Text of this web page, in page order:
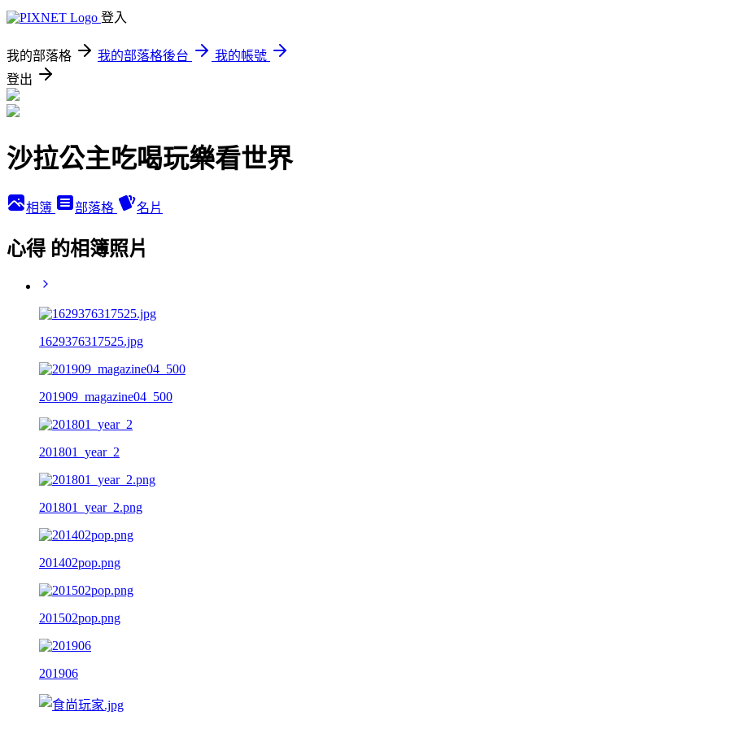
登入
我的部落格 我的部落格後台
我的帳號
登出
沙拉公主吃喝玩樂看世界
相簿 部落格 名片
心得 的相簿照片
1629376317525.jpg
201909_magazine04_500
201801_year_2
201801_year_2.png
201402pop.png
201502pop.png
201906